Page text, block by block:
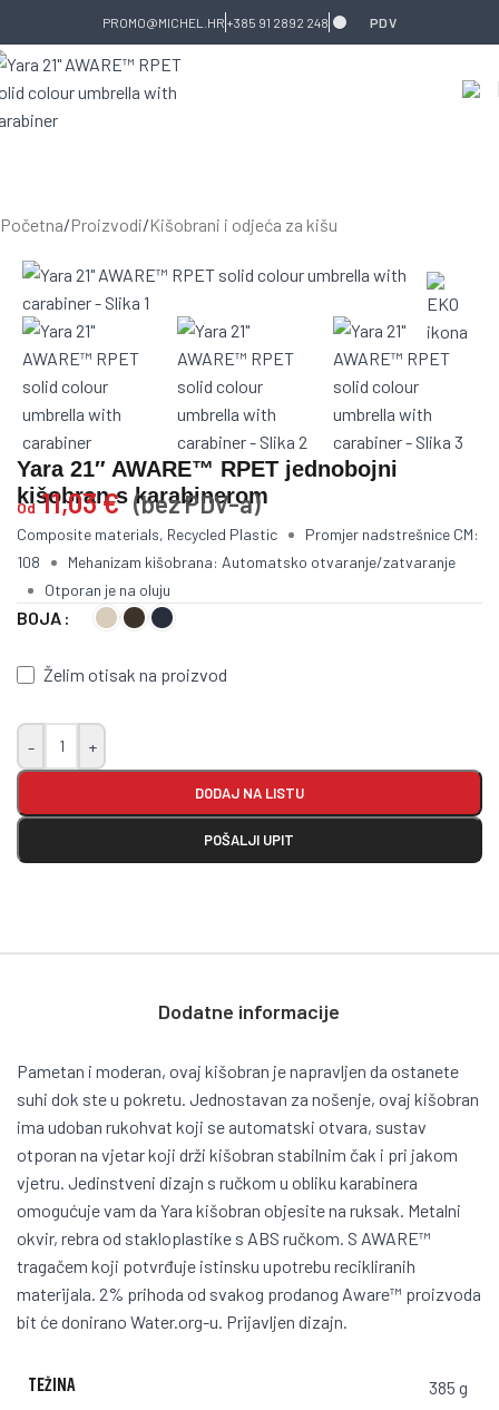
Skip to navigationSkip to main content
PROMO@MICHEL.HR +385 91 2892 248 PDV
Početna/Proizvodi/Kišobrani i odjeća za kišu
Yara 21″ AWARE™ RPET jednobojni
kišobran s karabinerom
Od 11,03€ (bez PDV-a)
Composite materials, Recycled Plastic
Promjer nadstrešnice CM:
108
Mehanizam kišobrana: Automatsko otvaranje/zatvaranje
Otporan je na oluju
BOJA
Želim otisak na proizvod
- +
DODAJ NA LISTU
POŠALJI UPIT
Dodatne informacije
Pametan i moderan, ovaj kišobran je napravljen da ostanete
suhi dok ste u pokretu. Jednostavan za nošenje, ovaj kišobran
ima udoban rukohvat koji se automatski otvara, sustav
otporan na vjetar koji drži kišobran stabilnim čak i pri jakom
vjetru. Jedinstveni dizajn s ručkom u obliku karabinera
omogućuje vam da Yara kišobran objesite na ruksak. Metalni
okvir, rebra od stakloplastike s ABS ručkom. S AWARE™
tragačem koji potvrđuje istinsku upotrebu recikliranih
materijala. 2% prihoda od svakog prodanog Aware™ proizvoda
bit će donirano Water.org-u. Prijavljen dizajn.
TEŽINA 385 g